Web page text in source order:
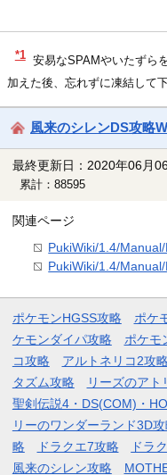
*1 安易なSPAMやいたずら
加えた後、忘れずに凍結して下
風来のシレンDS攻略
最終更新日：2020年06月
累計：88595
関連ページ
PukiWiki/1.4/
PukiWiki/1.4/
ポケモンHGSS攻略 ポケ
ケモンダイパ攻略
ポケモ
コ攻略
アルトネリコ2攻
タズム攻略
リーズのアト
聖剣伝説4・DS(COM)・
リーのワンダーランド3D
略
ドラクエ7攻略 ドラ
風来のシレン攻略